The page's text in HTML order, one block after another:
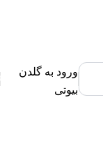
ورود به گلدن
بیوتی